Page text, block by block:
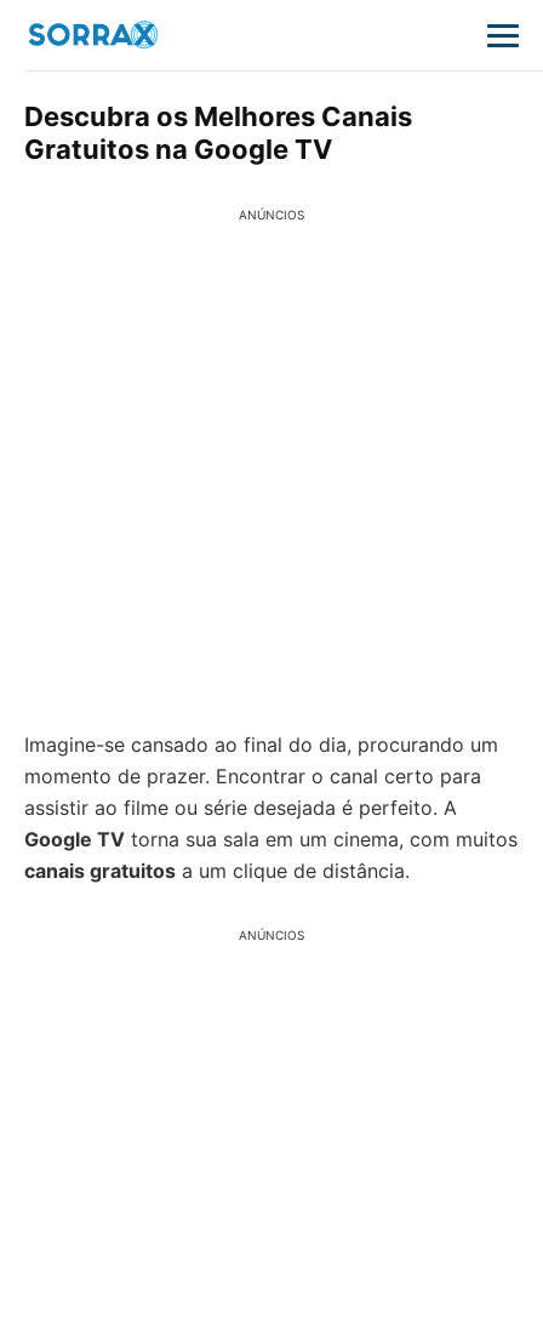
Descubra os Melhores Canais
Gratuitos na Google TV
ANÚNCIOS
Imagine-se cansado ao final do dia, procurando um
momento de prazer. Encontrar o canal certo para
assistir ao filme ou série desejada é perfeito. A
Google TV torna sua sala em um cinema, com muitos
canais gratuitos a um clique de distância.
ANÚNCIOS